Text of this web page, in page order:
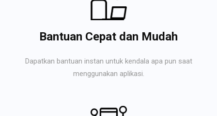
Bantuan Cepat dan Mudah
Dapatkan bantuan instan untuk kendala apa pun saat
menggunakan aplikasi.